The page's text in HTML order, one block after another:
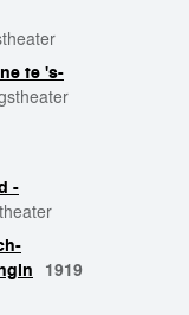
te 's-
-
1919